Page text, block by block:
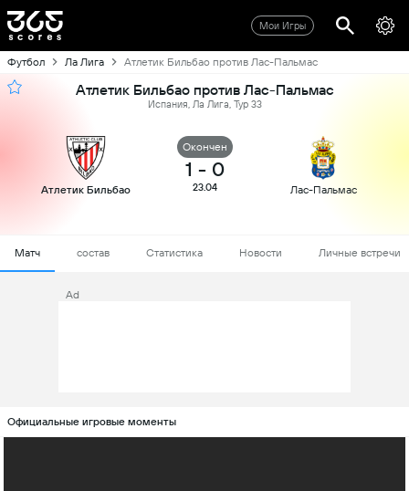
Мои Игры
Футбол Ла Лига Атлетик Бильбао против Лас-Пальмас
Атлетик Бильбао против Лас-Пальмас
Испания, Ла Лига, Тур 33
Атлетик Бильбао
Oкончен
1 - 0
23.04 Лас-Пальмас
Матч состав Статистика Новости Личные встречи
Ad
Официальные игровые моменты